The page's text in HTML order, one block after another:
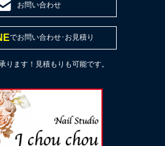
お問い合わせ
でお問い合わせ･お見積り
ります！見積もりも可能です。